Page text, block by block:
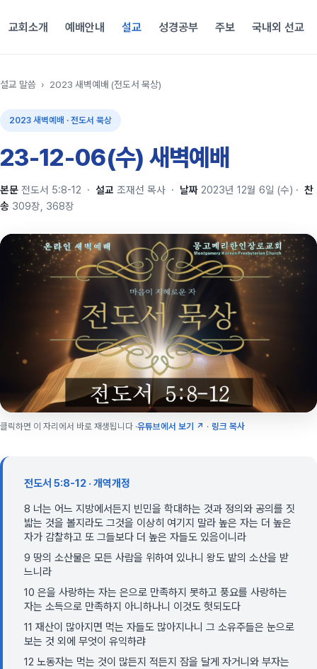
교회소개 예배안내 설교 성경공부 주보 국내외 선교
설교 말씀 › 2023 새벽예배 (전도서 묵상)
2023 새벽예배 · 전도서 묵상
23-12-06(수) 새벽예배
본문 전도서 5:8-12 · 설교 조재선 목사 · 날짜 2023년 12월 6일 (수) · 찬
송 309장, 368장
클릭하면 이 자리에서 바로 재생됩니다 ·유튜브에서 보기 ↗ · 링크 복사
전도서 5:8-12 · 개역개정
8 너는 어느 지방에서든지 빈민을 학대하는 것과 정의와 공의를 짓
밟는 것을 볼지라도 그것을 이상히 여기지 말라 높은 자는 더 높은
자가 감찰하고 또 그들보다 더 높은 자들도 있음이니라
9 땅의 소산물은 모든 사람을 위하여 있나니 왕도 밭의 소산을 받
느니라
10 은을 사랑하는 자는 은으로 만족하지 못하고 풍요를 사랑하는
자는 소득으로 만족하지 아니하나니 이것도 헛되도다
11 재산이 많아지면 먹는 자들도 많아지나니 그 소유주들은 눈으로
보는 것 외에 무엇이 유익하랴
12 노동자는 먹는 것이 많든지 적든지 잠을 달게 자거니와 부자는